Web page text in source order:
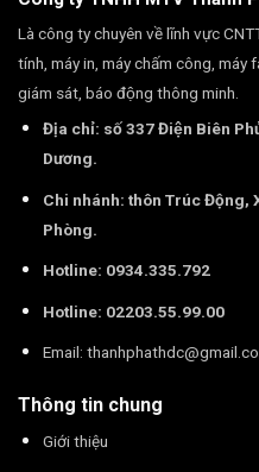
Là công ty chuyên về lĩnh vực
tính, máy in, máy chấm công,
giám sát, báo động thông minh.
Địa chỉ: số 337 Điện Biên
Dương.
Chi nhánh: thôn Trúc Động,
Phòng.
Hotline: 0934.335.792
Hotline: 02203.55.99.00
Email:
Thông tin chung
Giới thiệu